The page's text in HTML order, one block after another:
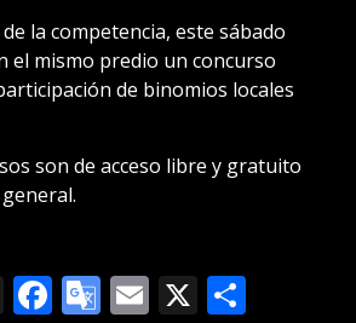
la competencia, este sábado
el mismo predio un concurso
de binomios locales
son de acceso libre y gratuito
Threads
Facebook
Google
Email
X